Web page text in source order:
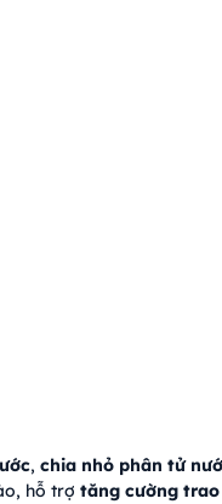
, chia nhỏ phân tử
hỗ trợ tăng cường